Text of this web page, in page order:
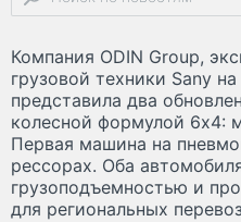
Компания ODIN Group,
грузовой техники Sany
представила два
колесной формулой 6х4:
Первая машина на
рессорах. Оба
грузоподъемностью и
для региональных